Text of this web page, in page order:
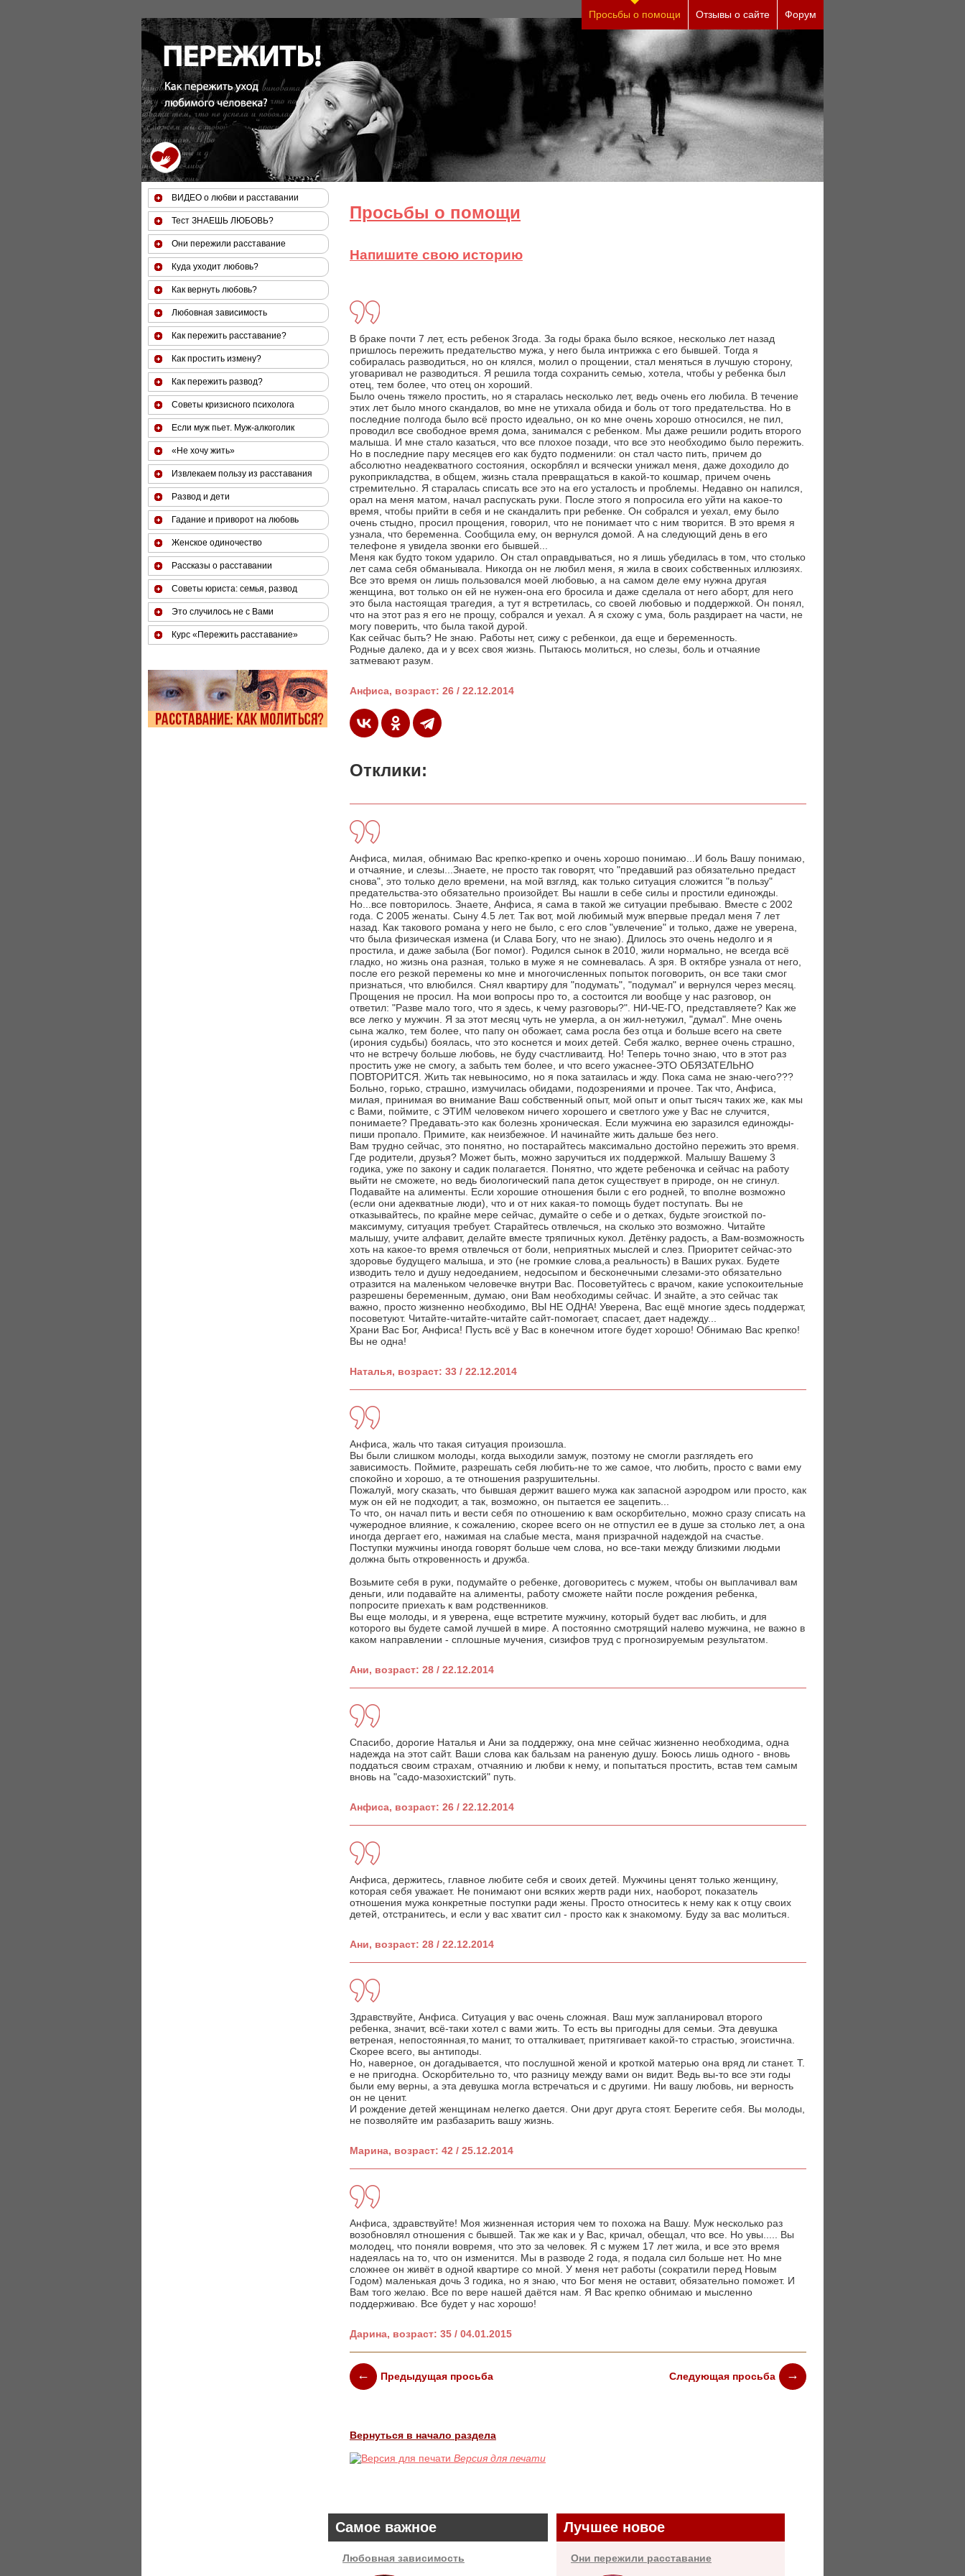
За 50 минут Вы можете оценить тяжесть своего состояния и его психологические причины (бесплатно)
Просьбы о помощи Отзывы о сайте Форум
Просьбы о помощи
Напишите свою историю
В браке почти 7 лет, есть ребенок 3года. За годы брака было всякое, несколько лет назад
пришлось пережить предательство мужа, у него была интрижка с его бывшей. Тогда я
собиралась разводиться, но он клялся, молил о прощении, стал меняться в лучшую сторону,
уговаривал не разводиться. Я решила тогда сохранить семью, хотела, чтобы у ребенка был
отец, тем более, что отец он хороший.
Было очень тяжело простить, но я старалась несколько лет, ведь очень его любила. В течение
этих лет было много скандалов, во мне не утихала обида и боль от того предательства. Но в
последние полгода было всё просто идеально, он ко мне очень хорошо относился, не пил,
проводил все свободное время дома, занимался с ребенком. Мы даже решили родить второго
малыша. И мне стало казаться, что все плохое позади, что все это необходимо было пережить.
Но в последние пару месяцев его как будто подменили: он стал часто пить, причем до
абсолютно неадекватного состояния, оскорблял и всячески унижал меня, даже доходило до
рукоприкладства, в общем, жизнь стала превращаться в какой-то кошмар, причем очень
стремительно. Я старалась списать все это на его усталость и проблемы. Недавно он напился,
орал на меня матом, начал распускать руки. После этого я попросила его уйти на какое-то
время, чтобы прийти в себя и не скандалить при ребенке. Он собрался и уехал, ему было
очень стыдно, просил прощения, говорил, что не понимает что с ним творится. В это время я
узнала, что беременна. Сообщила ему, он вернулся домой. А на следующий день в его
телефоне я увидела звонки его бывшей...
Меня как будто током ударило. Он стал оправдываться, но я лишь убедилась в том, что столько
лет сама себя обманывала. Никогда он не любил меня, я жила в своих собственных иллюзиях.
Все это время он лишь пользовался моей любовью, а на самом деле ему нужна другая
женщина, вот только он ей не нужен-она его бросила и даже сделала от него аборт, для него
это была настоящая трагедия, а тут я встретилась, со своей любовью и поддержкой. Он понял,
что на этот раз я его не прощу, собрался и уехал. А я схожу с ума, боль раздирает на части, не
могу поверить, что была такой дурой.
Как сейчас быть? Не знаю. Работы нет, сижу с ребенкои, да еще и беременность.
Родные далеко, да и у всех своя жизнь. Пытаюсь молиться, но слезы, боль и отчаяние
затмевают разум.
Анфиса, возраст: 26 / 22.12.2014
Отклики:
Анфиса, милая, обнимаю Вас крепко-крепко и очень хорошо понимаю...И боль Вашу понимаю,
и отчаяние, и слезы...Знаете, не просто так говорят, что "предавший раз обязательно предаст
снова", это только дело времени, на мой взгляд, как только ситуация сложится "в пользу"
предательства-это обязательно произойдет. Вы нашли в себе силы и простили единожды.
Но...все повторилось. Знаете, Анфиса, я сама в такой же ситуации пребываю. Вместе с 2002
года. С 2005 женаты. Сыну 4.5 лет. Так вот, мой любимый муж впервые предал меня 7 лет
назад. Как такового романа у него не было, с его слов "увлечение" и только, даже не уверена,
что была физическая измена (и Слава Богу, что не знаю). Длилось это очень недолго и я
простила, и даже забыла (Бог помог). Родился сынок в 2010, жили нормально, не всегда всё
гладко, но жизнь она разная, только в муже я не сомневалась. А зря. В октябре узнала от него,
после его резкой перемены ко мне и многочисленных попыток поговорить, он все таки смог
признаться, что влюбился. Снял квартиру для "подумать", "подумал" и вернулся через месяц.
Прощения не просил. На мои вопросы про то, а состоится ли вообще у нас разговор, он
ответил: "Разве мало того, что я здесь, к чему разговоры?". НИ-ЧЕ-ГО, представляете? Как же
все легко у мужчин. Я за этот месяц чуть не умерла, а он жил-нетужил, "думал". Мне очень
сына жалко, тем более, что папу он обожает, сама росла без отца и больше всего на свете
(ирония судьбы) боялась, что это коснется и моих детей. Себя жалко, вернее очень страшно,
что не встречу больше любовь, не буду счастливаитд. Но! Теперь точно знаю, что в этот раз
простить уже не смогу, а забыть тем более, и что всего ужаснее-ЭТО ОБЯЗАТЕЛЬНО
ПОВТОРИТСЯ. Жить так невыносимо, но я пока затаилась и жду. Пока сама не знаю-чего???
Больно, горько, страшно, измучилась обидами, подозрениями и прочее. Так что, Анфиса,
милая, принимая во внимание Ваш собственный опыт, мой опыт и опыт тысяч таких же, как мы
с Вами, поймите, с ЭТИМ человеком ничего хорошего и светлого уже у Вас не случится,
понимаете? Предавать-это как болезнь хроническая. Если мужчина ею заразился единожды-
пиши пропало. Примите, как неизбежное. И начинайте жить дальше без него.
Вам трудно сейчас, это понятно, но постарайтесь максимально достойно пережить это время.
Где родители, друзья? Может быть, можно заручиться их поддержкой. Малышу Вашему 3
годика, уже по закону и садик полагается. Понятно, что ждете ребеночка и сейчас на работу
выйти не сможете, но ведь биологический папа деток существует в природе, он не сгинул.
Подавайте на алименты. Если хорошие отношения были с его родней, то вполне возможно
(если они адекватные люди), что и от них какая-то помощь будет поступать. Вы не
отказывайтесь, по крайне мере сейчас, думайте о себе и о детках, будьте эгоисткой по-
максимуму, ситуация требует. Старайтесь отвлечься, на сколько это возможно. Читайте
малышу, учите алфавит, делайте вместе тряпичных кукол. Детёнку радость, а Вам-возможность
хоть на какое-то время отвлечься от боли, неприятных мыслей и слез. Приоритет сейчас-это
здоровье будущего малыша, и это (не громкие слова,а реальность) в Ваших руках. Будете
изводить тело и душу недоеданием, недосыпом и бесконечными слезами-это обязательно
отразится на маленьком человечке внутри Вас. Посоветуйтесь с врачом, какие успокоительные
разрешены беременным, думаю, они Вам необходимы сейчас. И знайте, а это сейчас так
важно, просто жизненно необходимо, ВЫ НЕ ОДНА! Уверена, Вас ещё многие здесь поддержат,
посоветуют. Читайте-читайте-читайте сайт-помогает, спасает, дает надежду...
Храни Вас Бог, Анфиса! Пусть всё у Вас в конечном итоге будет хорошо! Обнимаю Вас крепко!
Вы не одна!
Наталья, возраст: 33 / 22.12.2014
Анфиса, жаль что такая ситуация произошла.
Вы были слишком молоды, когда выходили замуж, поэтому не смогли разглядеть его
зависимость. Поймите, разрешать себя любить-не то же самое, что любить, просто с вами ему
спокойно и хорошо, а те отношения разрушительны.
Пожалуй, могу сказать, что бывшая держит вашего мужа как запасной аэродром или просто, как
муж он ей не подходит, а так, возможно, он пытается ее зацепить...
То что, он начал пить и вести себя по отношению к вам оскорбительно, можно сразу списать на
чужеродное влияние, к сожалению, скорее всего он не отпустил ее в душе за столько лет, а она
иногда дергает его, нажимая на слабые места, маня призрачной надеждой на счастье.
Поступки мужчины иногда говорят больше чем слова, но все-таки между близкими людьми
должна быть откровенность и дружба.
Возьмите себя в руки, подумайте о ребенке, договоритесь с мужем, чтобы он выплачивал вам
деньги, или подавайте на алименты, работу сможете найти после рождения ребенка,
попросите приехать к вам родственников.
Вы еще молоды, и я уверена, еще встретите мужчину, который будет вас любить, и для
которого вы будете самой лучшей в мире. А постоянно смотрящий налево мужчина, не важно в
каком направлении - сплошные мучения, сизифов труд с прогнозируемым результатом.
Ани, возраст: 28 / 22.12.2014
Спасибо, дорогие Наталья и Ани за поддержку, она мне сейчас жизненно необходима, одна
надежда на этот сайт. Ваши слова как бальзам на раненую душу. Боюсь лишь одного - вновь
поддаться своим страхам, отчаянию и любви к нему, и попытаться простить, встав тем самым
вновь на "садо-мазохистский" путь.
Анфиса, возраст: 26 / 22.12.2014
Анфиса, держитесь, главное любите себя и своих детей. Мужчины ценят только женщину,
которая себя уважает. Не понимают они всяких жертв ради них, наоборот, показатель
отношения мужа конкретные поступки ради жены. Просто относитесь к нему как к отцу своих
детей, отстранитесь, и если у вас хватит сил - просто как к знакомому. Буду за вас молиться.
Ани, возраст: 28 / 22.12.2014
Здравствуйте, Анфиса. Ситуация у вас очень сложная. Ваш муж запланировал второго
ребенка, значит, всё-таки хотел с вами жить. То есть вы пригодны для семьи. Эта девушка
ветреная, непостоянная,то манит, то отталкивает, притягивает какой-то страстью, эгоистична.
Скорее всего, вы антиподы.
Но, наверное, он догадывается, что послушной женой и кроткой матерью она вряд ли станет. Т.
е не пригодна. Оскорбительно то, что разницу между вами он видит. Ведь вы-то все эти годы
были ему верны, а эта девушка могла встречаться и с другими. Ни вашу любовь, ни верность
он не ценит.
И рождение детей женщинам нелегко дается. Они друг друга стоят. Берегите себя. Вы молоды,
не позволяйте им разбазарить вашу жизнь.
Марина, возраст: 42 / 25.12.2014
Анфиса, здравствуйте! Моя жизненная история чем то похожа на Вашу. Муж несколько раз
возобновлял отношения с бывшей. Так же как и у Вас, кричал, обещал, что все. Но увы..... Вы
молодец, что поняли вовремя, что это за человек. Я с мужем 17 лет жила, и все это время
надеялась на то, что он изменится. Мы в разводе 2 года, я подала сил больше нет. Но мне
сложнее он живёт в одной квартире со мной. У меня нет работы (сократили перед Новым
Годом) маленькая дочь 3 годика, но я знаю, что Бог меня не оставит, обязательно поможет. И
Вам того желаю. Все по вере нашей даётся нам. Я Вас крепко обнимаю и мысленно
поддерживаю. Все будет у нас хорошо!
Дарина, возраст: 35 / 04.01.2015
Предыдущая просьба Следующая просьба
Вернуться в начало раздела
Версия для печати
Самое важное
Любовная зависимость
Лучшее новое
Они пережили расставание
ВИДЕО о любви и расставании
Тест ЗНАЕШЬ ЛЮБОВЬ?
Они пережили расставание
Куда уходит любовь?
Как вернуть любовь?
Любовная зависимость
Как пережить расставание?
Как простить измену?
Как пережить развод?
Советы кризисного психолога
Если муж пьет. Муж-алкоголик
«Не хочу жить»
Извлекаем пользу из расставания
Развод и дети
Гадание и приворот на любовь
Женское одиночество
Рассказы о расставании
Советы юриста: семья, развод
Это случилось не с Вами
Курс «Пережить расставание»